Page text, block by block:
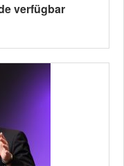
verfügbar